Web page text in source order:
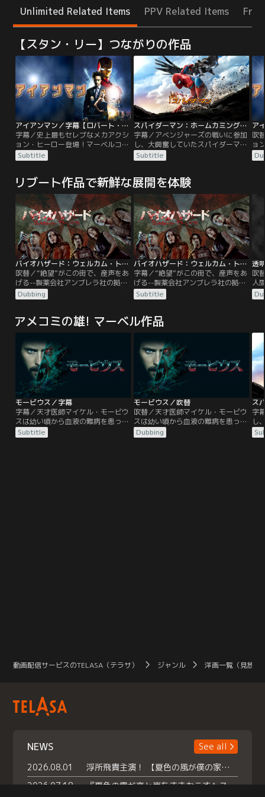
Unlimited Related Items PPV Related Items
【スタン・リー】つながりの作品
アイアンマン／字幕【ロバート・ダウニー・Jr主演】
字幕／史上最もセレブなメカアクシ
ョン・ヒーロー登場！マーベルコミ
ックの人気キャラクターをロバー
ト・ダウニー・Jrで実写化したSFア
長であり、天才発明家の男が、テロ
グループに拉致されたことをきっか
けに、自ら最強の戦闘用パワードス
ーツを開発し、テロ撲滅に立ち上が
る！
Subtitle
スパイダーマン：ホームカミング／字幕【トム・ホランド＋ロバート・ダウニー・Jr】
字幕／アベンジャーズの戦いに参加
し、大興奮していたスパイダーマン
＝ピーター・パーカー。昼間は普通
の高校生としてスクールライフをエ
ンマン＝トニー・スタークから貰っ
た特製スーツに身を包み、NYの街
を救うべくパトロールの日々。ある
日、スタークに恨みを抱く“バルチ
ャー”が、巨大な翼を装着しNYを危
機に陥れる。
Subtitle
吹
ョ
ッ
ト
リブート作品で新鮮な展開を体験
バイオハザード：ウェルカム・トゥ・ラクーンシティ／吹替
吹替／“絶望”がこの街で、産声をあ
げる--製薬会社アンブレラ社の拠点
があるラクーンシティ。この街の養
護施設で育った主人公クレア・レッ
る事故を起こしたことで、街に異変
が起きていると警告する不可解なメ
ィへと戻ってきた。R.P.D.（ラクー
ン市警）の兄クリス・レッドフィー
ルドは…。
Dubbing
バイオハザード：ウェルカム・トゥ・ラクーンシティ／字幕
字幕／“絶望”がこの街で、産声をあ
げる--製薬会社アンブレラ社の拠点
があるラクーンシティ。この街の養
護施設で育った主人公クレア・レッ
る事故を起こしたことで、街に異変
が起きていると警告する不可解なメ
ィへと戻ってきた。R.P.D.（ラクー
ン市警）の兄クリス・レッドフィー
ルドは…。
Subtitle
透
吹
人
富
縛
し
た
事
アメコミの雄! マーベル作品
モービウス／字幕
字幕／天才医師マイケル・モービウ
スは幼い頃から血液の難病を患って
いた。同じ病に苦しみ、兄弟のよう
に育った親友マイロのためにも治療
Subtitle
モービウス／吹替
吹替／天才医師マイケル・モービウ
スは幼い頃から血液の難病を患って
いた。同じ病に苦しみ、兄弟のよう
に育った親友マイロのためにも治療
Dubbing
字
し
＝
の
動画配信サービスのTELASA（テラサ） ジャンル 洋画一覧（見放題
NEWS
See all
2026.08.01
浮所飛貴主演！ 【夏色の風が僕の家にやってきた】 本日よりテラサで独占配信スタート！
2026.07.18
『夏色の雲が恋と嵐をまきおこす』スペシャルメイキング 【Part1】2026年７月18日（土）23時30分～配信スタート！話題のシーンの裏側を大公開！豪華キャスト大集合！ 『武宮家 真夏の家族会議』開催！